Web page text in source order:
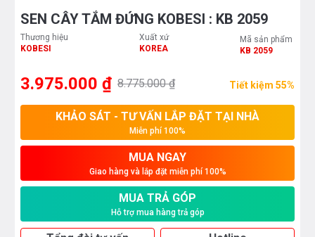
SEN CÂY TẮM ĐỨNG KOBESI : KB 2059
Thương hiệu
KOBESI
Xuất xứ
KOREA
Mã sản phẩm
KB 2059
3.975.000 ₫ 8.775.000 ₫ Tiết kiệm 55%
KHẢO SÁT - TƯ VẤN LẮP ĐẶT TẠI NHÀ
Miễn phí 100%
MUA NGAY
Giao hàng và lắp đặt miễn phí 100%
MUA TRẢ GÓP
Hỗ trợ mua hàng trả góp